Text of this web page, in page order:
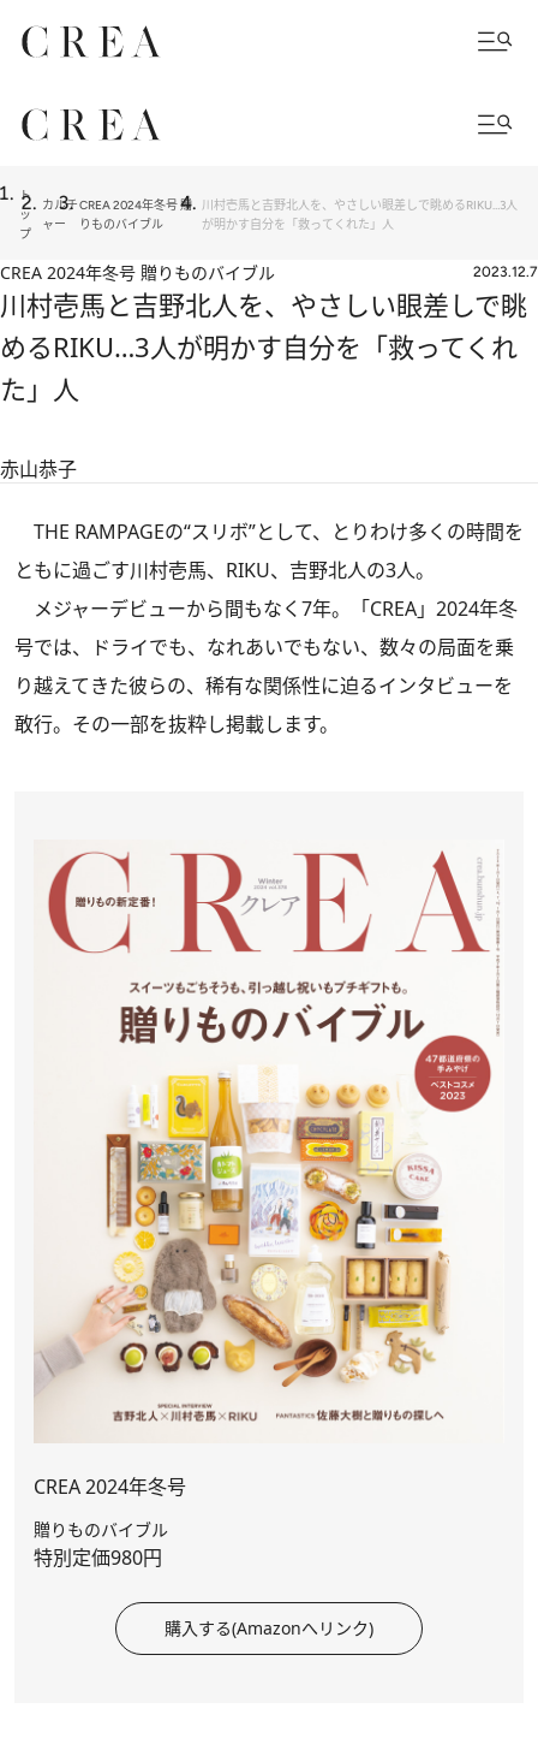
ト
ッ
プ
カルチ
ャー
CREA 2024年冬号 贈
りものバイブル
川村壱馬と吉野北人を、やさしい眼差しで眺めるRIKU…3人
が明かす自分を「救ってくれた」人
CREA 2024年冬号 贈りものバイブル 2023.12.7
川村壱馬と吉野北人を、やさしい眼差しで眺
めるRIKU…3人が明かす自分を「救ってくれ
た」人
赤山恭子
THE RAMPAGEの“スリボ”として、とりわけ多くの時間を
ともに過ごす川村壱馬、RIKU、吉野北人の3人。
メジャーデビューから間もなく7年。
「CREA」2024年冬
号では、ドライでも、なれあいでもない、数々の局面を乗
り越えてきた彼らの、稀有な関係性に迫るインタビューを
敢行。その一部を抜粋し掲載します。
CREA 2024年冬号
贈りものバイブル
特別定価980円
購入する(Amazonへリンク)